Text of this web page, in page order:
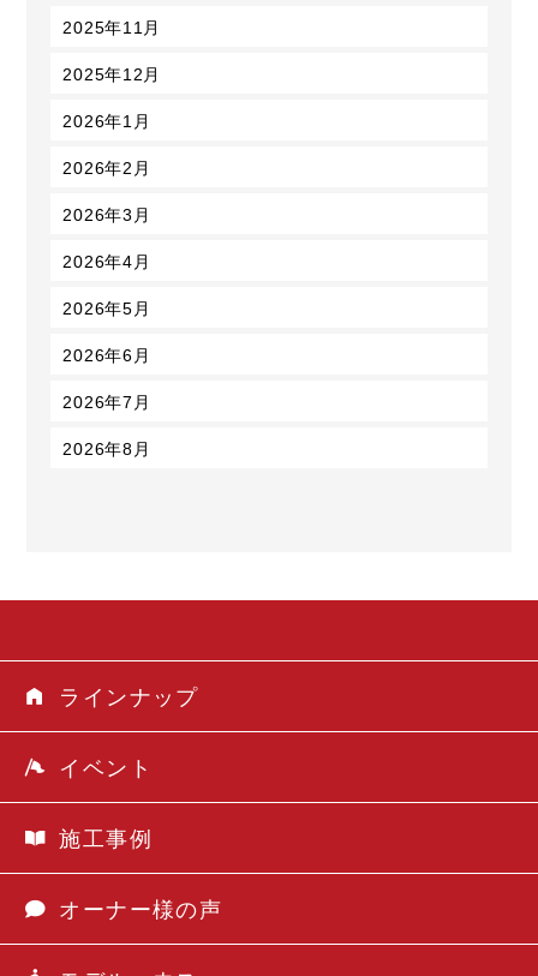
2025年11月
2025年12月
2026年1月
2026年2月
2026年3月
2026年4月
2026年5月
2026年6月
2026年7月
2026年8月
ラインナップ
イベント
施工事例
オーナー様の声